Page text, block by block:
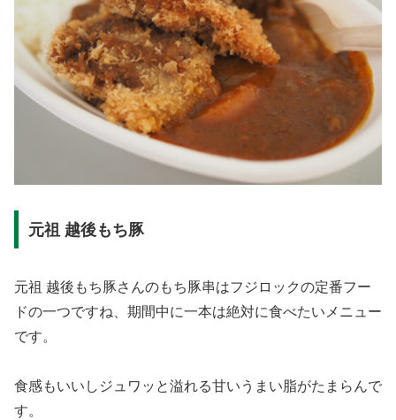
元祖 越後もち豚
元祖 越後もち豚さんのもち豚串はフジロックの定番フー
ドの一つですね、期間中に一本は絶対に食べたいメニュー
です。
食感もいいしジュワッと溢れる甘いうまい脂がたまらんで
す。